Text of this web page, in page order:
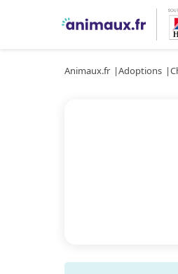
Animaux.fr Adoptions